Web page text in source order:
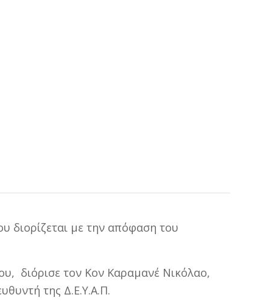
διορίζεται με την απόφαση του
διόρισε τον Κον Καραμανέ Νικόλαο,
της Δ.Ε.Υ.Α.Π.